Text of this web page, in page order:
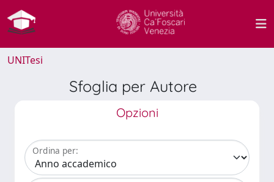
UNITesi
Sfoglia per Autore
Opzioni
Ordina per: